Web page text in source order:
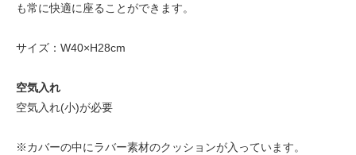
も常に快適に座ることができます。
サイズ：W40×H28cm
空気入れ
空気入れ(小)が必要
※カバーの中にラバー素材のクッションが入っています。